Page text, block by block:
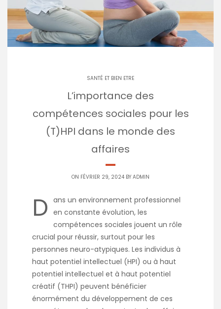
SANTÉ ET BIEN ETRE
L’importance des
compétences sociales pour les
(T)HPI dans le monde des
affaires
ON FÉVRIER 29, 2024 BY ADMIN
D ans un environnement professionnel
en constante évolution, les
compétences sociales jouent un rôle
crucial pour réussir, surtout pour les
personnes neuro-atypiques. Les individus à
haut potentiel intellectuel (HPI) ou à haut
potentiel intellectuel et à haut potentiel
créatif (THPI) peuvent bénéficier
énormément du développement de ces